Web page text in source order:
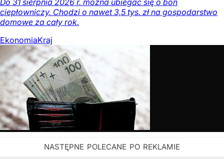
ciepłowniczy. Chodzi o nawet 3,5 tys. zł na gospodarstwo
domowe za cały rok.
EkonomiaKraj